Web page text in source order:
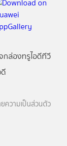
กล่องทรูไอดีทีวี
ความเป็นส่วนตัว